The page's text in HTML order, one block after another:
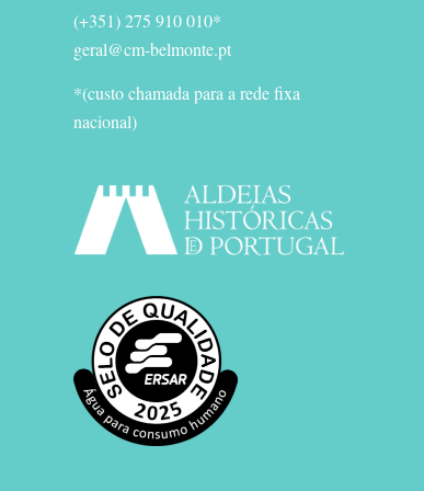
(+351) 275 910 010*
geral@cm-belmonte.pt
*(custo chamada para a rede fixa
nacional)